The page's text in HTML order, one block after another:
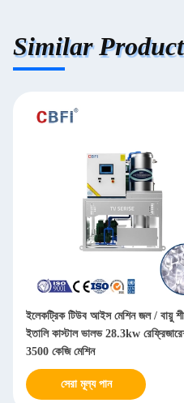
Similar
ইলেকট্রিক টিউব আইস মেশিন জল / বায়ু
ইতালি কাস্টাল ভালভ 28.3kw
3500 কেজি মেশিন
সেরা মূল্য পান